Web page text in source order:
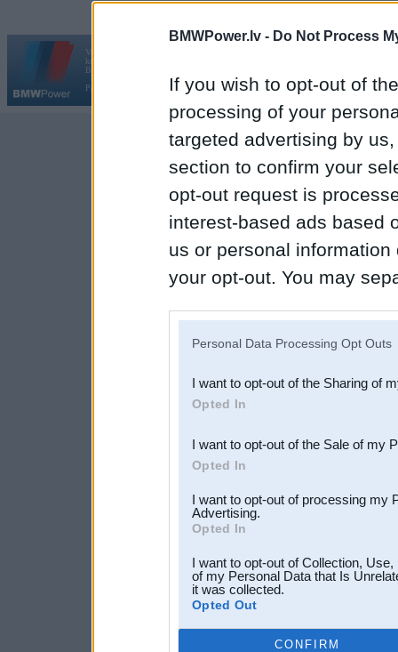
BMWPower.lv - Do Not Process
If you wish to opt-out of
processing of your
targeted advertising by
section to confirm your
opt-out request is
interest-based ads based
us or personal
your opt-out. You may
Downstream Participants
third parties.
Personal Data Processing Opt Outs
I want to opt-out of the Sharing of
Opted In
I want to opt-out of the Sale of my
Opted In
I want to opt-out of processing my
Advertising.
Opted In
I want to opt-out of Collection,
of my Personal Data that Is
it was collected.
Opted Out
CONFIRM
Vortāls BMWPower.lv darbojas
kopš 2002. gada 14. maija. Tas nav auto klubs un nav saistīts ar
BMW AG.
Par BMWPower
|Reklāma